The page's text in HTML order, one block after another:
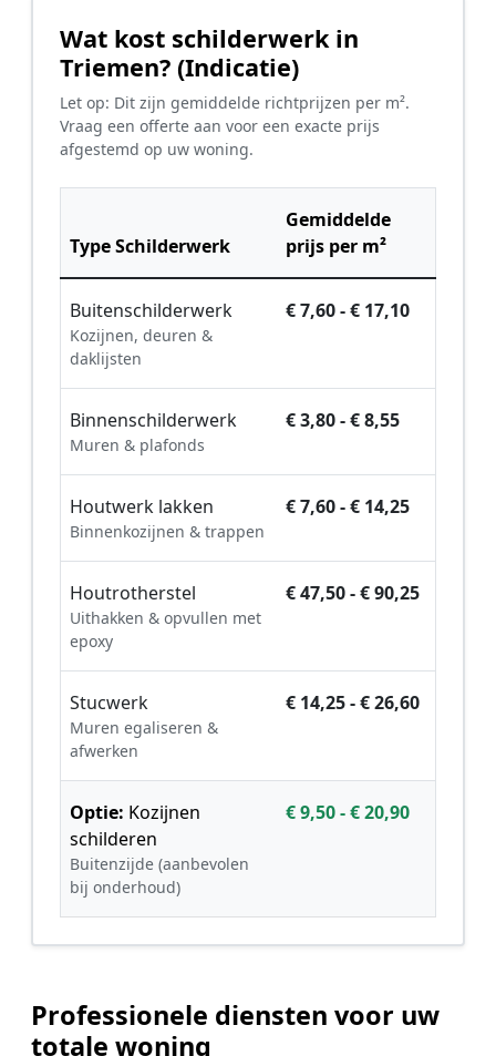
Wat kost schilderwerk in
Triemen? (Indicatie)
Let op: Dit zijn gemiddelde richtprijzen per m².
Vraag een offerte aan voor een exacte prijs
afgestemd op uw woning.
Type Schilderwerk
Gemiddelde
prijs per m²
Buitenschilderwerk
Kozijnen, deuren &
daklijsten
€ 7,60 - € 17,10
Binnenschilderwerk
Muren & plafonds
€ 3,80 - € 8,55
Houtwerk lakken
Binnenkozijnen & trappen
€ 7,60 - € 14,25
Houtrotherstel
Uithakken & opvullen met
epoxy
€ 47,50 - € 90,25
Stucwerk
Muren egaliseren &
afwerken
€ 14,25 - € 26,60
Optie: Kozijnen
schilderen
Buitenzijde (aanbevolen
bij onderhoud)
€ 9,50 - € 20,90
Professionele diensten voor uw
totale woning